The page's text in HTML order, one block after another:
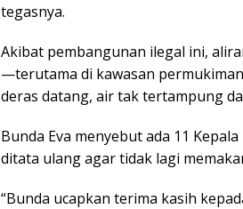
tegasnya.
Akibat pembangunan ilegal ini,
—terutama di kawasan
deras datang, air tak tertampung
Bunda Eva menyebut ada 11
ditata ulang agar tidak lagi
“Bunda ucapkan terima kasih